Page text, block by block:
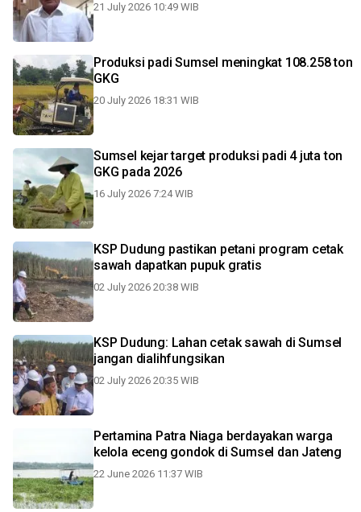
21 July 2026 10:49 WIB
Produksi padi Sumsel meningkat 108.258 ton
GKG
20 July 2026 18:31 WIB
Sumsel kejar target produksi padi 4 juta ton
GKG pada 2026
16 July 2026 7:24 WIB
KSP Dudung pastikan petani program cetak
sawah dapatkan pupuk gratis
02 July 2026 20:38 WIB
KSP Dudung: Lahan cetak sawah di Sumsel
jangan dialihfungsikan
02 July 2026 20:35 WIB
Pertamina Patra Niaga berdayakan warga
kelola eceng gondok di Sumsel dan Jateng
22 June 2026 11:37 WIB